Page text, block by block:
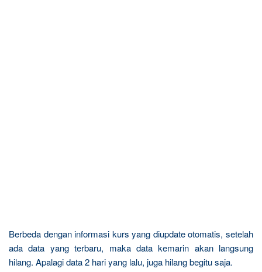
Berbeda dengan informasi kurs yang diupdate otomatis, setelah
ada data yang terbaru, maka data kemarin akan langsung
hilang. Apalagi data 2 hari yang lalu, juga hilang begitu saja.